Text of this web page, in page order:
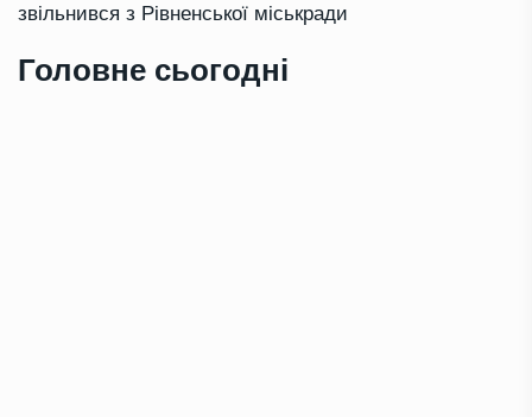
звільнився з Рівненської міськради
Головне сьогодні